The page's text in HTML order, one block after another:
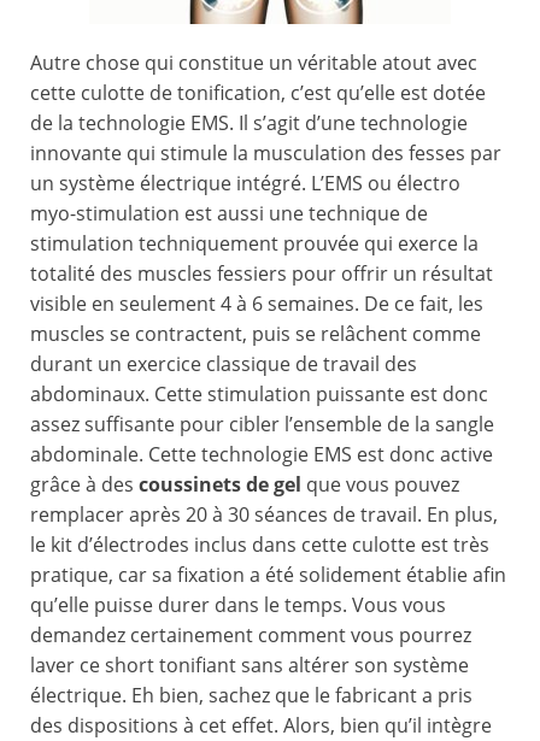
Autre chose qui constitue un véritable atout avec
cette culotte de tonification, c’est qu’elle est dotée
de la technologie EMS. Il s’agit d’une technologie
innovante qui stimule la musculation des fesses par
un système électrique intégré. L’EMS ou électro
myo-stimulation est aussi une technique de
stimulation techniquement prouvée qui exerce la
totalité des muscles fessiers pour offrir un résultat
visible en seulement 4 à 6 semaines. De ce fait, les
muscles se contractent, puis se relâchent comme
durant un exercice classique de travail des
abdominaux. Cette stimulation puissante est donc
assez suffisante pour cibler l’ensemble de la sangle
abdominale. Cette technologie EMS est donc active
grâce à des coussinets de gel que vous pouvez
remplacer après 20 à 30 séances de travail. En plus,
le kit d’électrodes inclus dans cette culotte est très
pratique, car sa fixation a été solidement établie afin
qu’elle puisse durer dans le temps. Vous vous
demandez certainement comment vous pourrez
laver ce short tonifiant sans altérer son système
électrique. Eh bien, sachez que le fabricant a pris
des dispositions à cet effet. Alors, bien qu’il intègre